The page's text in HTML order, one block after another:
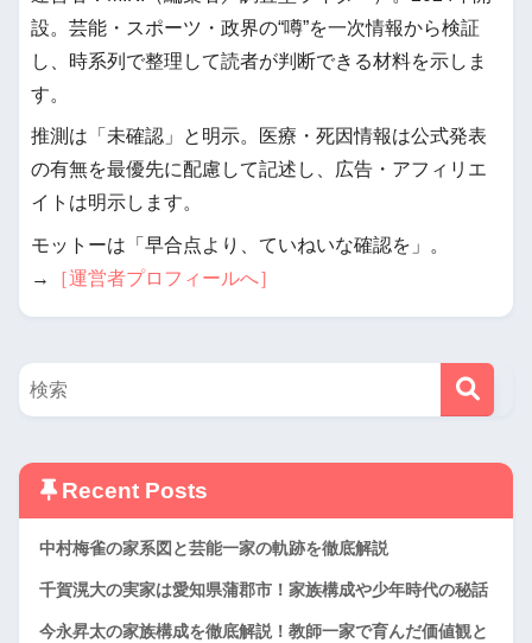
設。芸能・スポーツ・政界の“噂”を一次情報から検証
し、時系列で整理して読者が判断できる材料を示しま
す。
推測は「未確認」と明示。医療・死因情報は公式発表
の有無を最優先に配慮して記述し、広告・アフィリエ
イトは明示します。
モットーは「早合点より、ていねいな確認を」。
→
［運営者プロフィールへ］
Recent Posts
中村梅雀の家系図と芸能一家の軌跡を徹底解説
千賀滉大の実家は愛知県蒲郡市！家族構成や少年時代の秘話
今永昇太の家族構成を徹底解説！教師一家で育んだ価値観と